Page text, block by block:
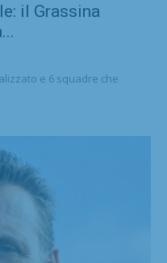
il Grassina
e 6 squadre che